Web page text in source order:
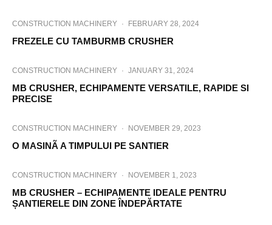
CONSTRUCTION MACHINERY · FEBRUARY 28, 2024
FREZELE CU TAMBURMB CRUSHER
CONSTRUCTION MACHINERY · JANUARY 31, 2024
MB CRUSHER, ECHIPAMENTE VERSATILE, RAPIDE SI
PRECISE
CONSTRUCTION MACHINERY · NOVEMBER 29, 2023
O MASINÃ A TIMPULUI PE SANTIER
CONSTRUCTION MACHINERY · NOVEMBER 1, 2023
MB CRUSHER – ECHIPAMENTE IDEALE PENTRU
ȘANTIERELE DIN ZONE ÎNDEPĂRTATE